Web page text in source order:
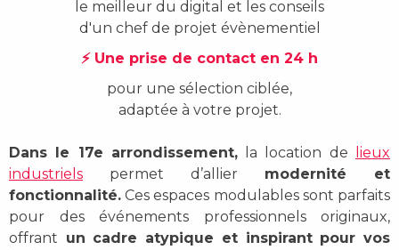
le meilleur du digital et les conseils
d'un chef de projet évènementiel
⚡ Une prise de contact en 24 h
pour une sélection ciblée,
adaptée à votre projet.
Dans le 17e arrondissement,la location de
lieux
industriels permet d’alliermodernité et
fonctionnalité. Ces espaces modulables sont parfaits
pour des événements professionnels originaux,
offrant un cadre atypique et inspirant pour vos